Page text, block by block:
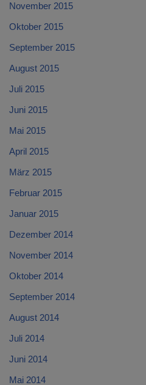
November 2015
Oktober 2015
September 2015
August 2015
Juli 2015
Juni 2015
Mai 2015
April 2015
März 2015
Februar 2015
Januar 2015
Dezember 2014
November 2014
Oktober 2014
September 2014
August 2014
Juli 2014
Juni 2014
Mai 2014